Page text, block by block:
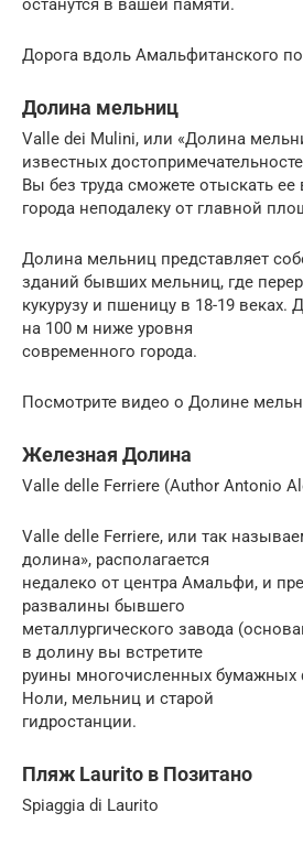
останутся в вашей памяти.
Дорога вдоль Амальфитанского
Долина мельниц
Valle dei Mulini, или «Долина
известных
Вы без труда сможете отыскать
города неподалеку от главной
Долина мельниц представляет
зданий бывших мельниц, где
кукурузу и пшеницу в 18-19 веках.
на 100 м ниже уровня
современного города.
Посмотрите видео о Долине
Железная Долина
Valle delle Ferriere (Author Antonio
Valle delle Ferriere, или так
долина», располагается
недалеко от центра Амальфи, и
развалины бывшего
металлургического завода
в долину вы встретите
руины многочисленных бумажных
Ноли, мельниц и старой
гидростанции.
Пляж Laurito в Позитано
Spiaggia di Laurito